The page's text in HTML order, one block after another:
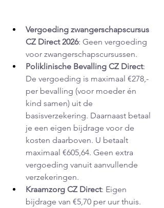
Vergoeding zwangerschapscursus
CZ Direct 2026: Geen vergoeding
voor zwangerschapscursussen.
Poliklinische Bevalling CZ Direct:
De vergoeding is maximaal €278,-
per bevalling (voor moeder én
kind samen) uit de
basisverzekering. Daarnaast betaal
je een eigen bijdrage voor de
kosten daarboven. U betaalt
maximaal €605,64. Geen extra
vergoeding vanuit aanvullende
verzekeringen.
Kraamzorg CZ Direct: Eigen
bijdrage van €5,70 per uur thuis.